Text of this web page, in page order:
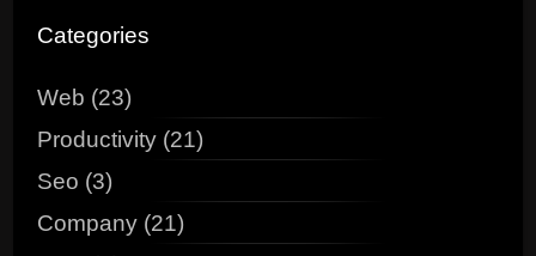
Categories
Web (23)
Productivity (21)
Seo (3)
Company (21)